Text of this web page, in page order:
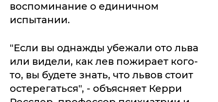
воспоминание о единичном
испытании.
"Если вы однажды убежали ото льва
или видели, как лев пожирает кого-
то, вы будете знать, что львов стоит
остерегаться", - объясняет Керри